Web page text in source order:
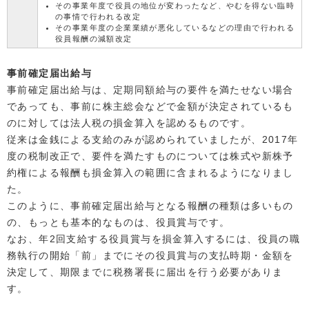
その事業年度で役員の地位が変わったなど、やむを得ない臨時
の事情で行われる改定
その事業年度の企業業績が悪化しているなどの理由で行われる
役員報酬の減額改定
事前確定届出給与
事前確定届出給与は、定期同額給与の要件を満たせない場合
であっても、事前に株主総会などで金額が決定されているも
のに対しては法人税の損金算入を認めるものです。
従来は金銭による支給のみが認められていましたが、2017年
度の税制改正で、要件を満たすものについては株式や新株予
約権による報酬も損金算入の範囲に含まれるようになりまし
た。
このように、事前確定届出給与となる報酬の種類は多いもの
の、もっとも基本的なものは、役員賞与です。
なお、年2回支給する役員賞与を損金算入するには、役員の職
務執行の開始「前」までにその役員賞与の支払時期・金額を
決定して、期限までに税務署長に届出を行う必要がありま
す。